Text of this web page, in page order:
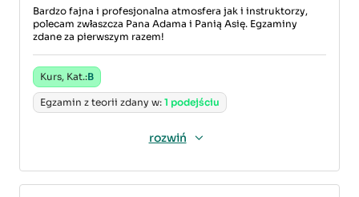
Bardzo fajna i profesjonalna atmosfera jak i instruktorzy,
polecam zwłaszcza Pana Adama i Panią Asię. Egzaminy
zdane za pierwszym razem!
Kurs, Kat.:B
Egzamin z teorii zdany w: 1 podejściu
rozwiń